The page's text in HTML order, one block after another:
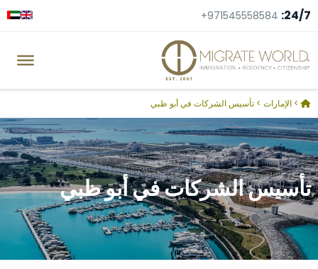
24/7:
+971545558584
> الإمارات > تأسيس الشركات في أبو ظبي
تأسيس الشركات في أبو ظبي